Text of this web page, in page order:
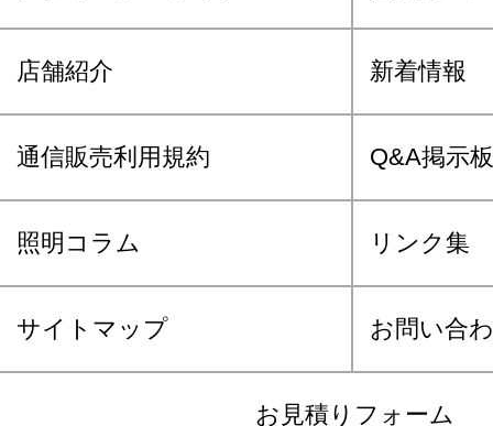
店舗紹介 新着情報
通信販売利用規約 Q&A掲示板
照明コラム リンク集
サイトマップ お問い合
お見積りフォーム